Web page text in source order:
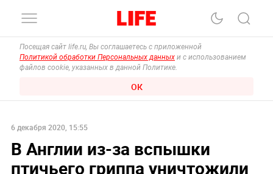
Посещая сайт life.ru, Вы соглашаетесь с приложенной
Политикой обработки Персональных данных и с использованием
файлов cookie, указанных в данной Политике.
ОК
6 декабря 2020, 15:55
В Англии из-за вспышки
птичьего гриппа уничтожили